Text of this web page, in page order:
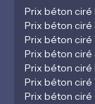
Prix béton ciré
Prix béton ciré
Prix béton ciré
Prix béton
Prix béton ciré
Prix béton
Prix béton ciré